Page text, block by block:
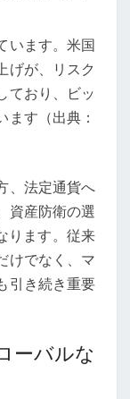
います。米国
げが、リスク
ており、ビッ
ます（出典：
、法定通貨へ
資産防衛の選
ります。従来
けでなく、マ
引き続き重要
ーバルな